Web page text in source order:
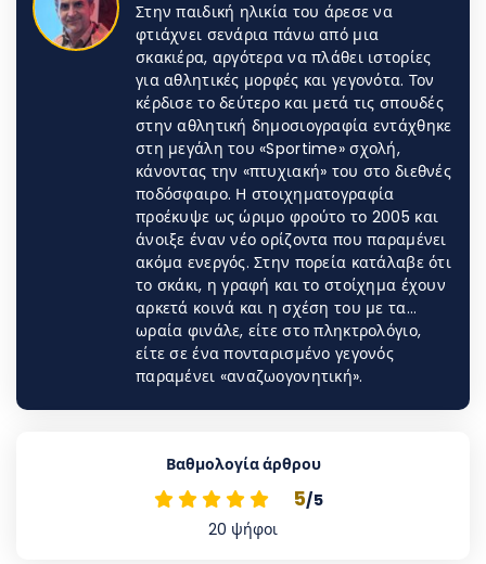
Στην παιδική ηλικία του άρεσε να
φτιάχνει σενάρια πάνω από μια
σκακιέρα, αργότερα να πλάθει ιστορίες
για αθλητικές μορφές και γεγονότα. Τον
κέρδισε το δεύτερο και μετά τις σπουδές
στην αθλητική δημοσιογραφία εντάχθηκε
στη μεγάλη του «Sportime» σχολή,
κάνοντας την «πτυχιακή» του στο διεθνές
ποδόσφαιρο. Η στοιχηματογραφία
προέκυψε ως ώριμο φρούτο το 2005 και
άνοιξε έναν νέο ορίζοντα που παραμένει
ακόμα ενεργός. Στην πορεία κατάλαβε ότι
το σκάκι, η γραφή και το στοίχημα έχουν
αρκετά κοινά και η σχέση του με τα…
ωραία φινάλε, είτε στο πληκτρολόγιο,
είτε σε ένα πονταρισμένο γεγονός
παραμένει «αναζωογονητική».
Βαθμολογία άρθρου
5/5
20 ψήφοι